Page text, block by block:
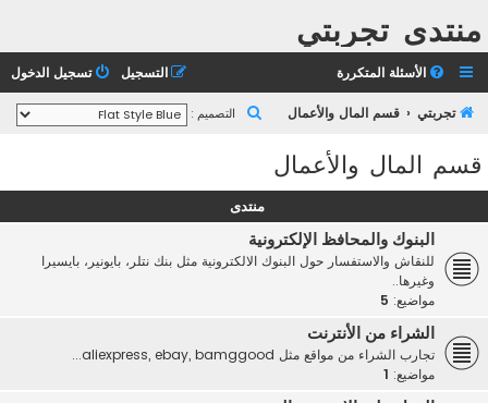
منتدى تجربتي
الأسئلة المتكررة تسجيل الدخول التسجيل
تجربتي قسم المال والأعمال التصميم :
قسم المال والأعمال
منتدى
البنوك والمحافظ الإلكترونية
للنقاش والاستفسار حول البنوك الالكترونية مثل بنك نتلر، بايونير، بايسيرا
وغيرها..
مواضيع: 5
الشراء من الأنترنت
تجارب الشراء من مواقع مثل aliexpress, ebay, bamggood...
مواضيع: 1